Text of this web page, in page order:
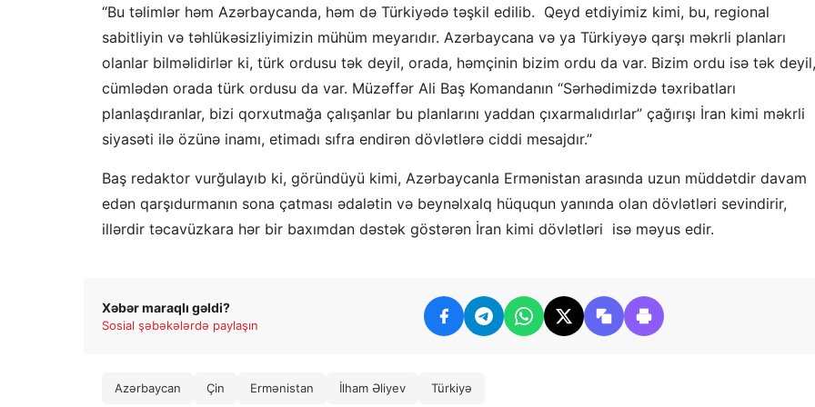
“Bu təlimlər həm Azərbaycanda, həm də Türkiyədə təşkil edilib. Qeyd etdiyimiz kimi, bu, regional
sabitliyin və təhlükəsizliyimizin mühüm meyarıdır. Azərbaycana və ya Türkiyəyə qarşı məkrli planları
olanlar bilməlidirlər ki, türk ordusu tək deyil, orada, həmçinin bizim ordu da var. Bizim ordu isə tək
cümlədən orada türk ordusu da var. Müzəffər Ali Baş Komandanın “Sərhədimizdə təxribatları
planlaşdıranlar, bizi qorxutmağa çalışanlar bu planlarını yaddan çıxarmalıdırlar” çağırışı İran kimi məkrli
siyasəti ilə özünə inamı, etimadı sıfra endirən dövlətlərə ciddi mesajdır.”
Baş redaktor vurğulayıb ki, göründüyü kimi, Azərbaycanla Ermənistan arasında uzun müddətdir davam
edən qarşıdurmanın sona çatması ədalətin və beynəlxalq hüququn yanında olan dövlətləri sevindirir,
illərdir təcavüzkara hər bir baxımdan dəstək göstərən İran kimi dövlətləri isə məyus edir.
Xəbər maraqlı gəldi?
Sosial şəbəkələrdə paylaşın
Azərbaycan Çin Ermənistan İlham Əliyev Türkiyə